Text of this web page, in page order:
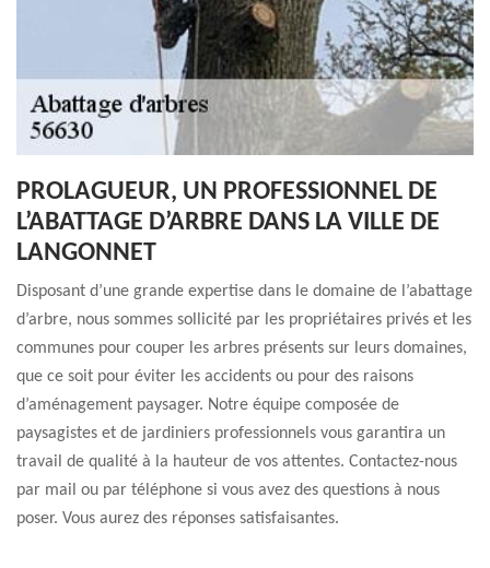
PROLAGUEUR, UN PROFESSIONNEL DE
L’ABATTAGE D’ARBRE DANS LA VILLE DE
LANGONNET
Disposant d’une grande expertise dans le domaine de l’abattage
d’arbre, nous sommes sollicité par les propriétaires privés et les
communes pour couper les arbres présents sur leurs domaines,
que ce soit pour éviter les accidents ou pour des raisons
d’aménagement paysager. Notre équipe composée de
paysagistes et de jardiniers professionnels vous garantira un
travail de qualité à la hauteur de vos attentes. Contactez-nous
par mail ou par téléphone si vous avez des questions à nous
poser. Vous aurez des réponses satisfaisantes.